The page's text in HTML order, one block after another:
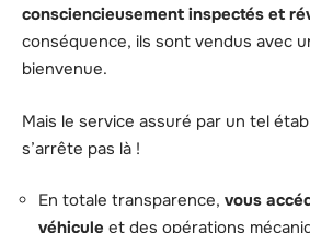
consciencieusement inspectés et
conséquence, ils sont vendus avec
bienvenue.
Mais le service assuré par un tel
s’arrête pas là !
En totale transparence, vous
véhicule et des opérations